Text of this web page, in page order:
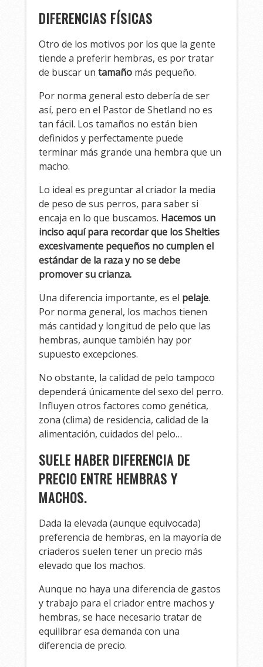
DIFERENCIAS FÍSICAS
Otro de los motivos por los que la gente
tiende a preferir hembras, es por tratar
de buscar untamaño más pequeño.
Por norma general esto debería de ser
así, pero en el Pastor de Shetland no es
tan fácil. Los tamaños no están bien
definidos y perfectamente puede
terminar más grande una hembra que un
macho.
Lo ideal es preguntar al criador la media
de peso de sus perros, para saber si
encaja en lo que buscamos. Hacemos un
inciso aquí para recordar que los Shelties
excesivamente pequeños no cumplen el
estándar de la raza y no se debe
promover su crianza.
Una diferencia importante, es el pelaje.
Por norma general, los machos tienen
más cantidad y longitud de pelo que las
hembras, aunque también hay por
supuesto excepciones.
No obstante, la calidad de pelo tampoco
dependerá únicamente del sexo del perro.
Influyen otros factores como genética,
zona (clima) de residencia, calidad de la
alimentación, cuidados del pelo…
SUELE HABER DIFERENCIA DE
PRECIO ENTRE HEMBRAS Y
MACHOS.
Dada la elevada (aunque equivocada)
preferencia de hembras, en la mayoría de
criaderos suelen tener un precio más
elevado que los machos.
Aunque no haya una diferencia de gastos
y trabajo para el criador entre machos y
hembras, se hace necesario tratar de
equilibrar esa demanda con una
diferencia de precio.